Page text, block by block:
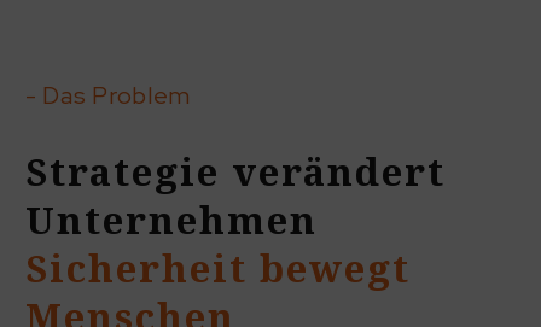
- Das Problem
Strategie verändert
Unternehmen
Sicherheit bewegt
Menschen